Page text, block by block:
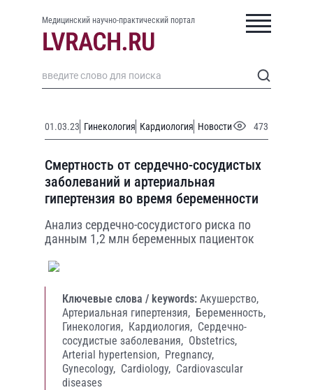
Медицинский научно-практический портал
01.03.23 Гинекология Кардиология Новости 473
Смертность от сердечно-сосудистых
заболеваний и артериальная
гипертензия во время беременности
Анализ сердечно-сосудистого риска по
данным 1,2 млн беременных пациенток
Ключевые слова / keywords: Акушерство,
Артериальная гипертензия, Беременность,
Гинекология, Кардиология, Сердечно-
сосудистые заболевания, Obstetrics,
Arterial hypertension, Pregnancy,
Gynecology, Cardiology, Cardiovascular
diseases